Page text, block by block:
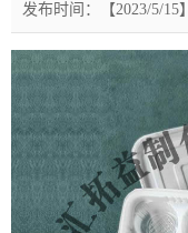
发布时间：【2023/5/15】